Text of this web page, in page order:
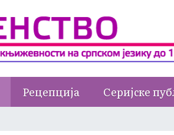
Рецепција Серијске